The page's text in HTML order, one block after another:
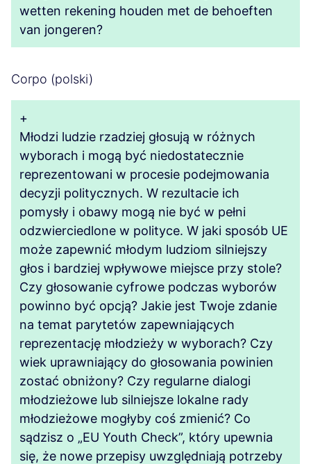
wetten rekening houden met de behoeften
van jongeren?
Corpo (polski)
+
Młodzi ludzie rzadziej głosują w różnych
wyborach i mogą być niedostatecznie
reprezentowani w procesie podejmowania
decyzji politycznych. W rezultacie ich
pomysły i obawy mogą nie być w pełni
odzwierciedlone w polityce. W jaki sposób UE
może zapewnić młodym ludziom silniejszy
głos i bardziej wpływowe miejsce przy stole?
Czy głosowanie cyfrowe podczas wyborów
powinno być opcją? Jakie jest Twoje zdanie
na temat parytetów zapewniających
reprezentację młodzieży w wyborach? Czy
wiek uprawniający do głosowania powinien
zostać obniżony? Czy regularne dialogi
młodzieżowe lub silniejsze lokalne rady
młodzieżowe mogłyby coś zmienić? Co
sądzisz o „EU Youth Check”, który upewnia
się, że nowe przepisy uwzględniają potrzeby